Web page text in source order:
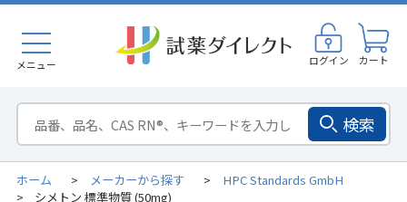
メニュー ログイン カート
検索
ホーム > メーカーから探す > HPC Standards GmbH
> シメトン 標準物質 (50mg)